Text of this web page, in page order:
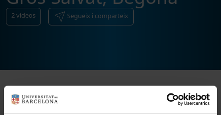
2vídeos Segueix i comparteix
Ordenar